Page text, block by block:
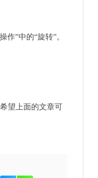
”中的“旋转”。
望上面的文章可